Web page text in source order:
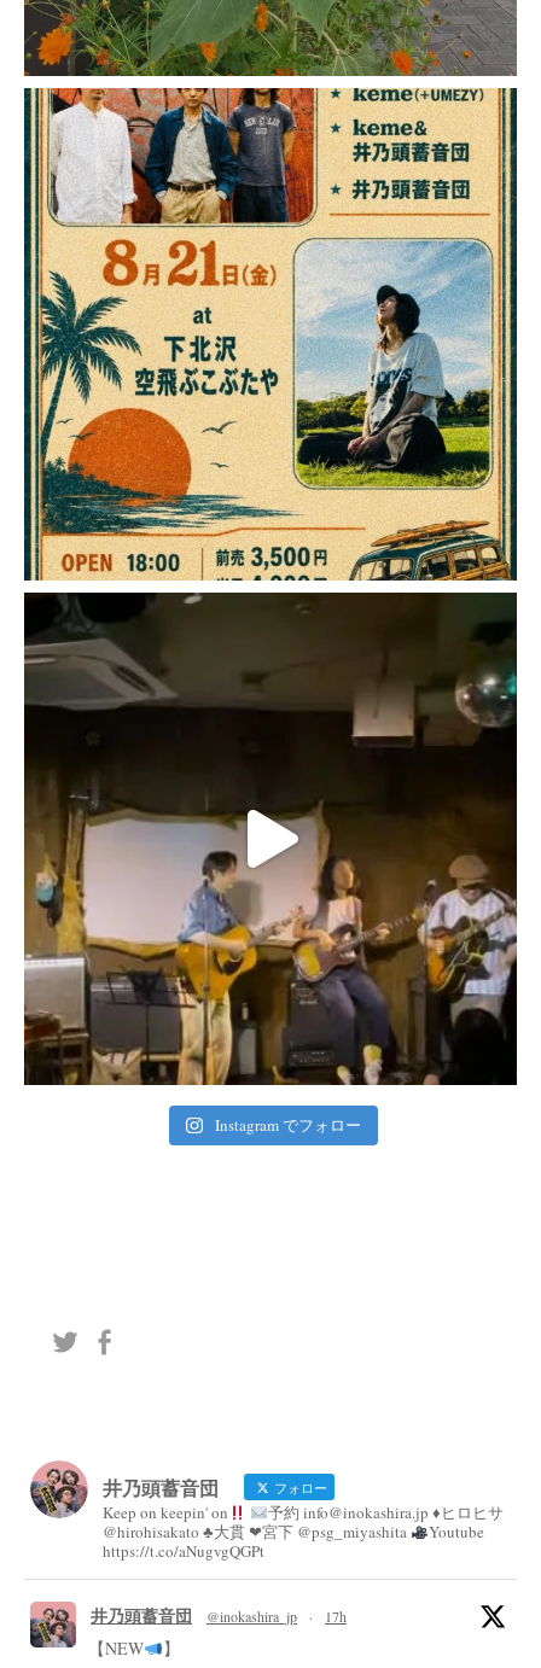
Instagram でフォロー
井乃頭蓄音団 フォロー
Keep on keepin' on
予約 info@inokashira.jp ♦︎ヒロヒサ
@hirohisakato ♣︎大貫 ❤︎宮下 @psg_miyashita
Youtube
https://t.co/aNugvgQGPt
井乃頭蓄音団 @inokashira_jp · 17h
【NEW
】